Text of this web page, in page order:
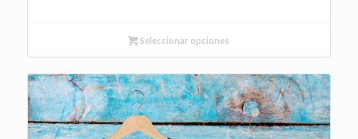
Seleccionar opciones